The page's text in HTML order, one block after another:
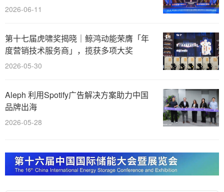
2026-06-11
第十七届虎啸奖揭晓｜鲸鸿动能荣膺「年
度营销技术服务商」，揽获多项大奖
2026-05-30
Aleph 利用Spotify广告解决方案助力中国
品牌出海
2026-05-28